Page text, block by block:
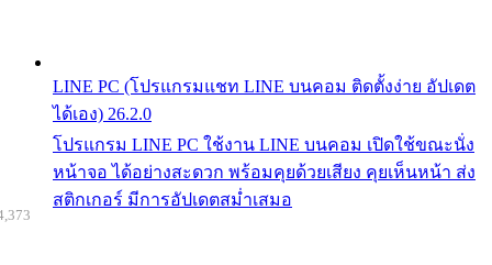
LINE PC (โปรแกรมแชท LINE บนคอม ติดตั้งง่าย อัปเดต
ได้เอง) 26.2.0
โปรแกรม LINE PC ใช้งาน LINE บนคอม เปิดใช้ขณะนั่ง
หน้าจอ ได้อย่างสะดวก พร้อมคุยด้วยเสียง คุยเห็นหน้า ส่ง
สติกเกอร์ มีการอัปเดตสม่ำเสมอ